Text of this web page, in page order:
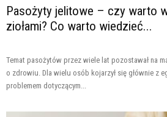
Pasożyty jelitowe – czy warto
ziołami? Co warto wiedzieć...
Temat pasożytów przez wiele lat pozostawał na
o zdrowiu. Dla wielu osób kojarzył się głównie z
problemem dotyczącym...